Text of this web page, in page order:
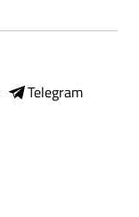
Telegram